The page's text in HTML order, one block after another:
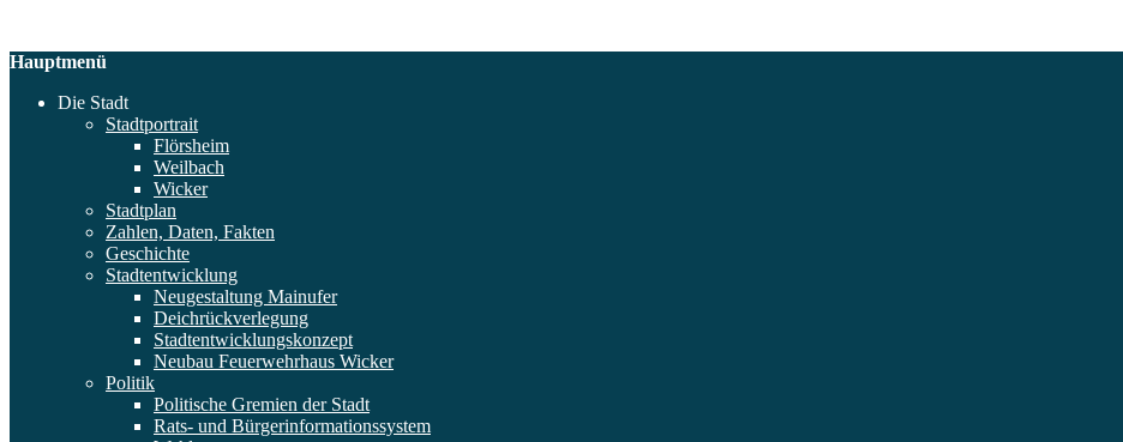
Hauptmenü
Die Stadt
Stadtportrait
Flörsheim
Weilbach
Wicker
Stadtplan
Zahlen, Daten, Fakten
Geschichte
Stadtentwicklung
Neugestaltung Mainufer
Deichrückverlegung
Stadtentwicklungskonzept
Neubau Feuerwehrhaus Wicker
Politik
Politische Gremien der Stadt
Rats- und Bürgerinformationssystem